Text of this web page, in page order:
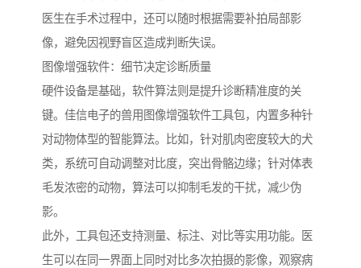
医生在手术过程中，还可以随时根据需要补拍局部影
像，避免因视野盲区造成判断失误。
图像增强软件：细节决定诊断质量
硬件设备是基础，软件算法则是提升诊断精准度的关
键。佳信电子的兽用图像增强软件工具包，内置多种针
对动物体型的智能算法。比如，针对肌肉密度较大的犬
类，系统可自动调整对比度，突出骨骼边缘；针对体表
毛发浓密的动物，算法可以抑制毛发的干扰，减少伪
影。
此外，工具包还支持测量、标注、对比等实用功能。医
生可以在同一界面上同时对比多次拍摄的影像，观察病